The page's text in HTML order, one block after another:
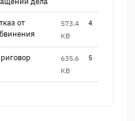
от
573.4
KB
4
635.6
KB
5